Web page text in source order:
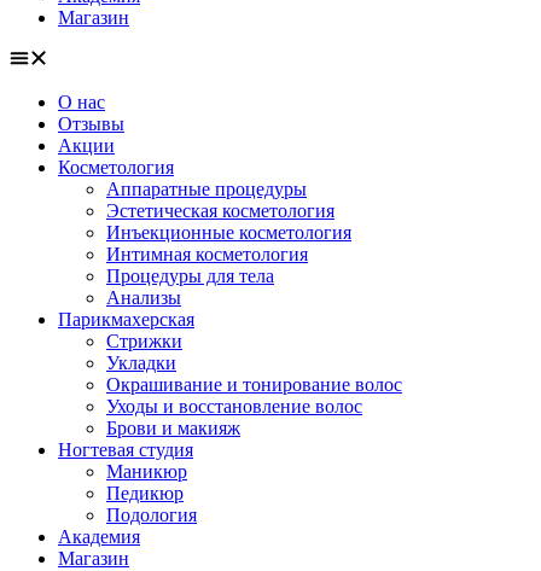
Магазин
О нас
Отзывы
Акции
Косметология
Аппаратные процедуры
Эстетическая косметология
Инъекционные косметология
Интимная косметология
Процедуры для тела
Анализы
Парикмахерская
Стрижки
Укладки
Окрашивание и тонирование волос
Уходы и восстановление волос
Брови и макияж
Ногтевая студия
Маникюр
Педикюр
Подология
Академия
Магазин